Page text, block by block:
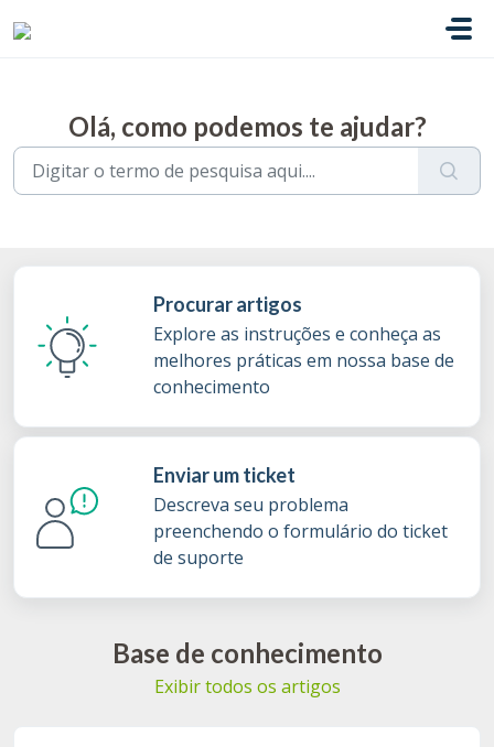
Olá, como podemos te ajudar?
Procurar artigos
Explore as instruções e conheça as
melhores práticas em nossa base de
conhecimento
Enviar um ticket
Descreva seu problema
preenchendo o formulário do ticket
de suporte
Base de conhecimento
Exibir todos os artigos